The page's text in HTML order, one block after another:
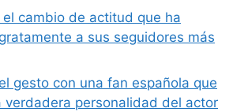
el cambio de actitud que ha
a sus seguidores más
gesto con una fan española que
verdadera personalidad del actor